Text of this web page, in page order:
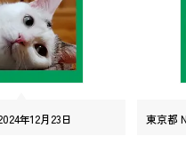
年12月23日 東京都